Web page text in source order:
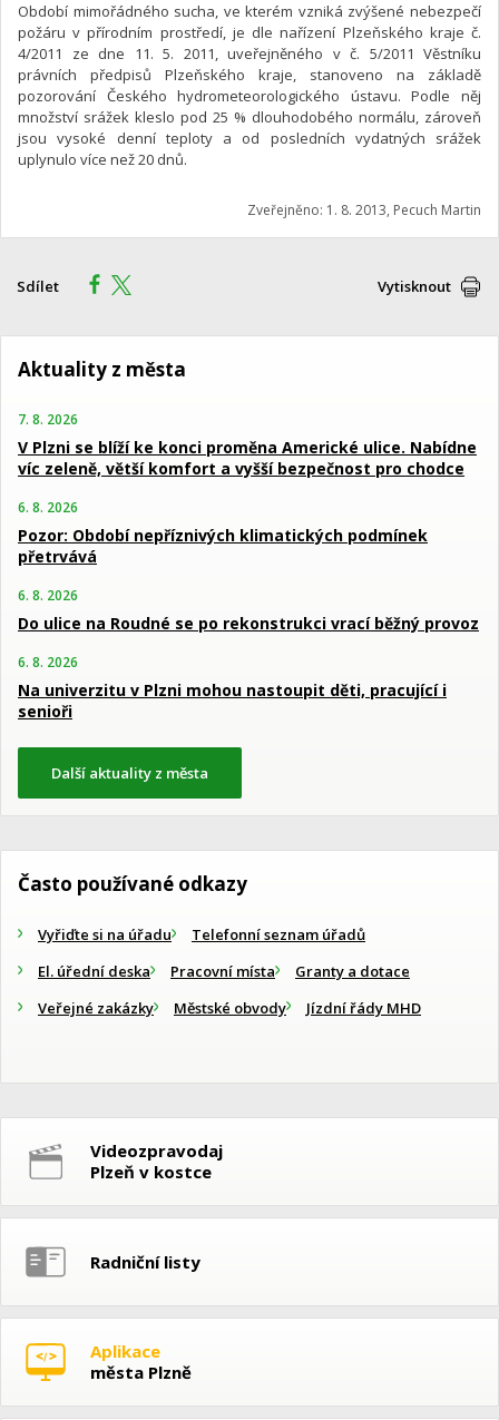
Období mimořádného sucha, ve kterém vzniká zvýšené nebezpečí
požáru v přírodním prostředí, je dle nařízení Plzeňského kraje č.
4/2011 ze dne 11. 5. 2011, uveřejněného v č. 5/2011 Věstníku
právních předpisů Plzeňského kraje, stanoveno na základě
pozorování Českého hydrometeorologického ústavu. Podle něj
množství srážek kleslo pod 25 % dlouhodobého normálu, zároveň
jsou vysoké denní teploty a od posledních vydatných srážek
uplynulo více než 20 dnů.
Zveřejněno: 1. 8. 2013, Pecuch Martin
Sdílet Vytisknout
Aktuality z města
7. 8. 2026
V Plzni se blíží ke konci proměna Americké ulice. Nabídne
víc zeleně, větší komfort a vyšší bezpečnost pro chodce
6. 8. 2026
Pozor: Období nepříznivých klimatických podmínek
přetrvává
6. 8. 2026
Do ulice na Roudné se po rekonstrukci vrací běžný provoz
6. 8. 2026
Na univerzitu v Plzni mohou nastoupit děti, pracující i
senioři
Další aktuality z města
Často používané odkazy
Vyřiďte si na úřadu
Telefonní seznam úřadů
El. úřední deska
Pracovní místa
Granty a dotace
Veřejné zakázky
Městské obvody Jízdní řády MHD
Videozpravodaj
Plzeň v kostce
Radniční listy
Aplikace
města Plzně